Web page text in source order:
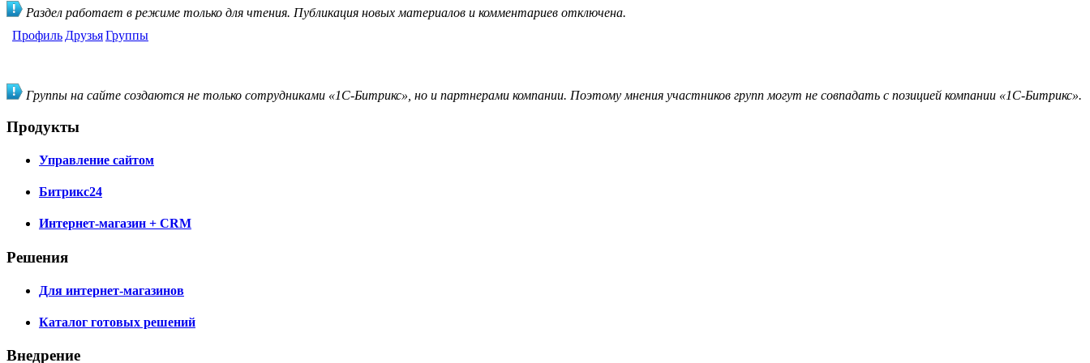
Раздел работает в режиме только для чтения. Публикация новых материалов и комментариев отключена.
Профиль ДрузьяГруппы
Группы на сайте создаются не только сотрудниками «1С-Битрикс», но и партнерами компании. Поэтому мнения участников групп могут не совпадать с позицией компании «1С-Битрикс».
Продукты
Управление сайтом
Битрикс24
Интернет-магазин + CRM
Решения
Для интернет-магазинов
Каталог готовых решений
Внедрение